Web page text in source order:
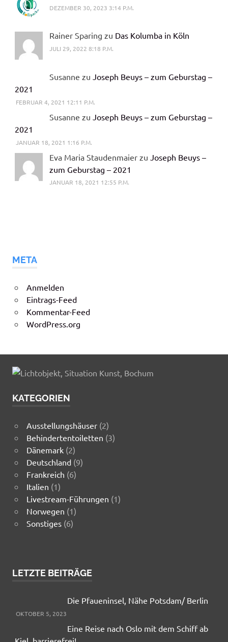
DEZEMBER 30, 2023 3:14 P.M.
Rainer Sparing zu Das Kolumba in Köln
JULI 29, 2022 8:18 P.M.
Susanne zu Joseph Beuys – zum Geburstag –
2021
FEBRUAR 4, 2021 12:11 P.M.
Susanne zu Joseph Beuys – zum Geburstag –
2021
JANUAR 18, 2021 1:16 P.M.
Eva Maria Staudenmaier zu Joseph Beuys –
zum Geburstag – 2021
JANUAR 18, 2021 12:55 P.M.
META
Anmelden
Eintrags-Feed
Kommentar-Feed
WordPress.org
KATEGORIEN
Ausstellungshäuser(2)
Behindertentoiletten (3)
Dänemark(2)
Deutschland(9)
Frankreich (6)
Italien (1)
Livestream-Führungen (1)
Norwegen (1)
Sonstiges(6)
LETZTE BEITRÄGE
Die Pfaueninsel, Nähe Potsdam/ Berlin
OKTOBER 5, 2023
Eine Reise nach Oslo mit dem Schiff ab